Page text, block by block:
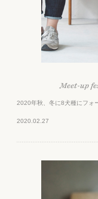
Meet-up
2020.02.27
2020年秋、冬に8犬種にフォ